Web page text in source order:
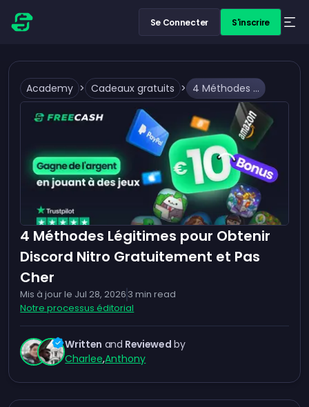
Se Connecter S'inscrire
Academy > Cadeaux gratuits > 4 Méthodes Légitimes pour Obtenir Discord Nitro Gratuitement et Pas Cher
4 Méthodes Légitimes pour Obtenir
Discord Nitro Gratuitement et Pas
Cher
Mis à jour le Jul 28, 2026 3 min read
Notre processus éditorial
Written and Reviewed by
Charlee,Anthony